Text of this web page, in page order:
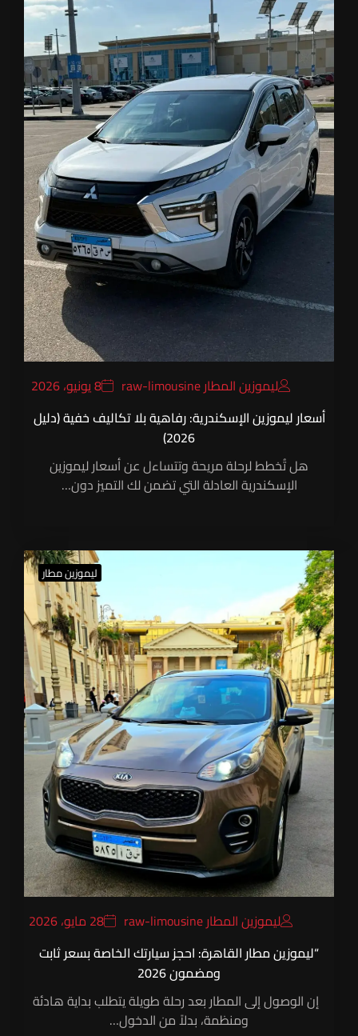
ليموزين المطار raw-limousine
8 يونيو، 2026
أسعار ليموزين الإسكندرية: رفاهية بلا تكاليف خفية (دليل
2026)
هل تُخطط لرحلة مريحة وتتساءل عن أسعار ليموزين
الإسكندرية العادلة التي تضمن لك التميز دون…
ليموزين مطار
ليموزين المطار raw-limousine
28 مايو، 2026
“ليموزين مطار القاهرة: احجز سيارتك الخاصة بسعر ثابت
ومضمون 2026
إن الوصول إلى المطار بعد رحلة طويلة يتطلب بداية هادئة
ومنظمة، بدلاً من الدخول…